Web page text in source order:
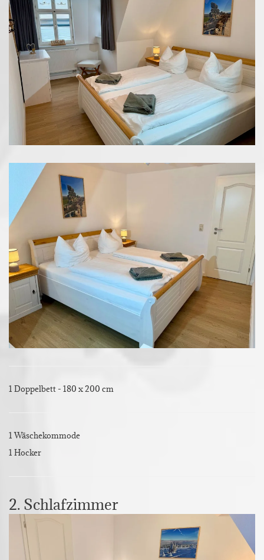
1 Doppelbett - 180 x 200 cm
1 Wäschekommode
1 Hocker
2. Schlafzimmer